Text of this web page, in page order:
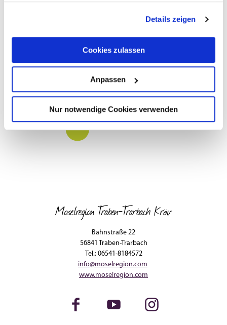
Details zeigen
Cookies zulassen
Anpassen
Nur notwendige Cookies verwenden
Moselregion Traben-Trarbach Kröv
Bahnstraße 22
56841 Traben-Trarbach
Tel.: 06541-8184572
info@moselregion.com
www.moselregion.com
Facebook Youtube Instagram